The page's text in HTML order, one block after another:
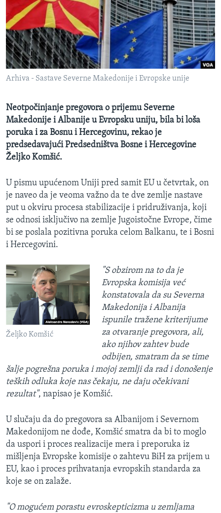
SPORT
INTERVJU
Arhiva - Sastave Severne Makedonije i Evropske unije
Neotpočinjanje pregovora o prijemu Severne
Makedonije i Albanije u Evropsku uniju, bila bi loša
poruka i za Bosnu i Hercegovinu, rekao je
predsedavajući Predsedništva Bosne i Hercegovine
Željko Komšić.
U pismu upućenom Uniji pred samit EU u četvrtak, on
je naveo da je veoma važno da te dve zemlje nastave
put u okviru procesa stabilizacije i pridruživanja, koji
se odnosi isključivo na zemlje Jugoistočne Evrope, čime
bi se poslala pozitivna poruka celom Balkanu, te i Bosni
i Hercegovini.
Željko Komšić
"S obzirom na to da je
Evropska komisija već
konstatovala da su Severna
Makedonija i Albanija
ispunile tražene kriterijume
za otvaranje pregovora, ali,
ako njihov zahtev bude
odbijen, smatram da se time
šalje pogrešna poruka i mojoj zemlji da rad i donošenje
teških odluka koje nas čekaju, ne daju očekivani
rezultat", napisao je Komšić.
U slučaju da do pregovora sa Albanijom i Severnom
Makedonijom ne dođe, Komšić smatra da bi to moglo
da uspori i proces realizacije mera i preporuka iz
mišljenja Evropske komisije o zahtevu BiH za prijem u
EU, kao i proces prihvatanja evropskih standarda za
koje se on zalaže.
"O mogućem porastu evroskepticizma u zemljama